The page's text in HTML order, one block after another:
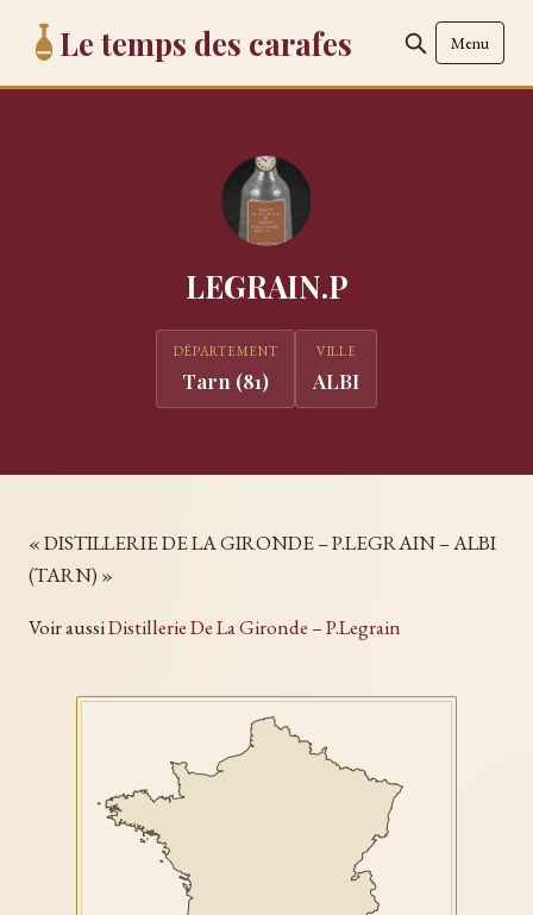
Le temps des carafes Menu
LEGRAIN.P
DÉPARTEMENT
Tarn (81)
VILLE
ALBI
« DISTILLERIE DE LA GIRONDE – P.LEGRAIN – ALBI
(TARN) »
Voir aussiDistillerie De La Gironde – P.Legrain